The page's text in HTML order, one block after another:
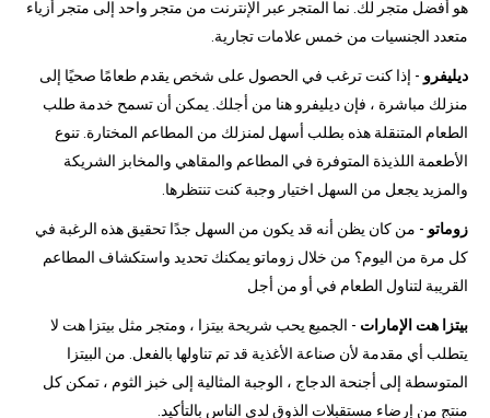
هو أفضل متجر لك. نما المتجر عبر الإنترنت من متجر واحد إلى متجر أزياء
متعدد الجنسيات من خمس علامات تجارية.
ديليفرو - إذا كنت ترغب في الحصول على شخص يقدم طعامًا صحيًا إلى
منزلك مباشرة ، فإن ديليفرو هنا من أجلك. يمكن أن تسمح خدمة طلب
الطعام المتنقلة هذه بطلب أسهل لمنزلك من المطاعم المختارة. تنوع
الأطعمة اللذيذة المتوفرة في المطاعم والمقاهي والمخابز الشريكة
والمزيد يجعل من السهل اختيار وجبة كنت تنتظرها.
زوماتو - من كان يظن أنه قد يكون من السهل جدًا تحقيق هذه الرغبة في
كل مرة من اليوم؟ من خلال زوماتو يمكنك تحديد واستكشاف المطاعم
القريبة لتناول الطعام في أو من أجل
بيتزا هت الإمارات - الجميع يحب شريحة بيتزا ، ومتجر مثل بيتزا هت لا
يتطلب أي مقدمة لأن صناعة الأغذية قد تم تناولها بالفعل. من البيتزا
المتوسطة إلى أجنحة الدجاج ، الوجبة المثالية إلى خبز الثوم ، تمكن كل
منتج من إرضاء مستقبلات الذوق لدى الناس بالتأكيد.